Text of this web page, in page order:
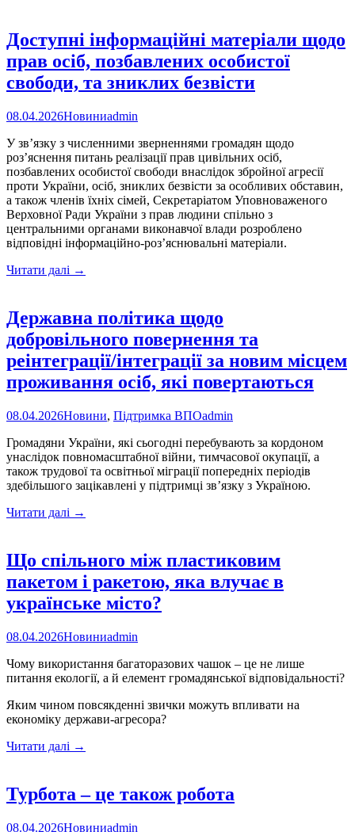
генераторів:
чи
платити
під
час
стану?
Доступні інформаційні матеріали щодо
прав осіб, позбавлених особистої
свободи, та зниклих безвісти
08.04.2026Новиниadmin
У зв’язку з численними зверненнями громадян щодо
роз’яснення питань реалізації прав цивільних осіб,
позбавлених особистої свободи внаслідок збройної агресії
проти України, осіб, зниклих безвісти за особливих обставин,
а також членів їхніх сімей, Секретаріатом Уповноваженого
Верховної Ради України з прав людини спільно з
центральними органами виконавчої влади розроблено
відповідні інформаційно-роз’яснювальні матеріали.
Читати далі Доступні
прав
осіб,
позбавлених
особистої
свободи,
зниклих
безвісти
→
Державна політика щодо
добровільного повернення та
реінтеграції/інтеграції за новим місцем
проживання осіб, які повертаються
08.04.2026Новини, Підтримка ВПОadmin
Громадяни України, які сьогодні перебувають за кордоном
унаслідок повномасштабної війни, тимчасової окупації, а
також трудової та освітньої міграції попередніх періодів
здебільшого зацікавлені у підтримці зв’язку з Україною.
Читати далі Державна
добровільного
повернення
та
реінтеграції/
інтеграції
новим
проживання
осіб,
повертаються
→
Що спільного між пластиковим
пакетом і ракетою, яка влучає в
українське місто?
08.04.2026Новиниadmin
Чому використання багаторазових чашок – це не лише
питання екології, а й елемент громадянської відповідальності?
Яким чином повсякденні звички можуть впливати на
економіку держави-агресора?
Читати далі Що
пакетом
→
Турбота – це також робота
08.04.2026Новиниadmin